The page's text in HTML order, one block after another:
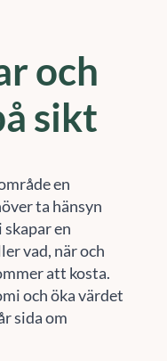
och
sikt
en
ta hänsyn
en
vad, när och
att kosta.
och öka värdet
sida om